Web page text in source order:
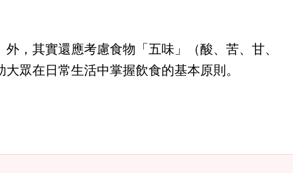
，其實還應考慮食物「五味」（酸、苦、甘、
眾在日常生活中掌握飲食的基本原則。